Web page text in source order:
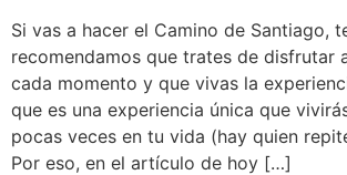
Si vas a hacer el Camino de Santiago,
recomendamos que trates de disfrutar
cada momento y que vivas la
que es una experiencia única que
pocas veces en tu vida (hay quien
Por eso, en el artículo de hoy […]